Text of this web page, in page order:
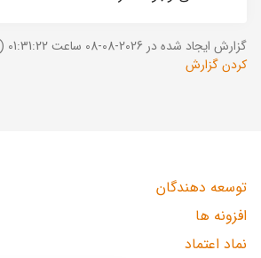
گزارش ایجاد شده در 2026-08-08 ساعت 01:31:22 (UTC +03:30).
کردن گزارش
توسعه دهندگان
افزونه ها
نماد اعتماد